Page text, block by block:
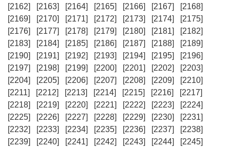
[2162]
[2163] [2164] [2165] [2166] [2167]
[2168]
[2169]
[2170] [2171] [2172] [2173] [2174]
[2175]
[2176]
[2177] [2178] [2179] [2180] [2181]
[2182]
[2183]
[2184] [2185] [2186] [2187] [2188]
[2189]
[2190]
[2191] [2192] [2193] [2194] [2195]
[2196]
[2197]
[2198] [2199] [2200] [2201] [2202]
[2203]
[2204]
[2205] [2206] [2207] [2208] [2209]
[2210]
[2211]
[2212] [2213] [2214] [2215] [2216]
[2217]
[2218]
[2219] [2220] [2221] [2222] [2223]
[2224]
[2225]
[2226] [2227] [2228] [2229] [2230]
[2231]
[2232]
[2233] [2234] [2235] [2236] [2237]
[2238]
[2239]
[2240] [2241] [2242] [2243] [2244]
[2245]